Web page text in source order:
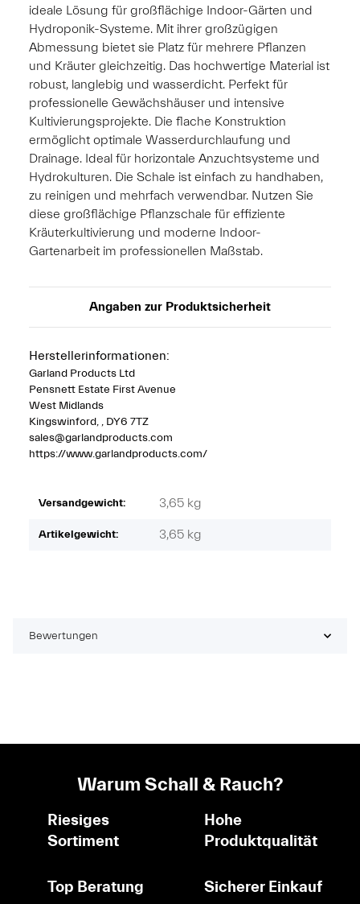
ideale Lösung für großflächige Indoor-Gärten und
Hydroponik-Systeme. Mit ihrer großzügigen
Abmessung bietet sie Platz für mehrere Pflanzen
und Kräuter gleichzeitig. Das hochwertige Material ist
robust, langlebig und wasserdicht. Perfekt für
professionelle Gewächshäuser und intensive
Kultivierungsprojekte. Die flache Konstruktion
ermöglicht optimale Wasserdurchlaufung und
Drainage. Ideal für horizontale Anzuchtsysteme und
Hydrokulturen. Die Schale ist einfach zu handhaben,
zu reinigen und mehrfach verwendbar. Nutzen Sie
diese großflächige Pflanzschale für effiziente
Kräuterkultivierung und moderne Indoor-
Gartenarbeit im professionellen Maßstab.
Angaben zur Produktsicherheit
Herstellerinformationen:
Garland Products Ltd
Pensnett Estate First Avenue
West Midlands
Kingswinford, , DY6 7TZ
sales@garlandproducts.com
https://www.garlandproducts.com/
Versandgewicht: 3,65 kg
Artikelgewicht: 3,65 kg
Bewertungen
Warum Schall & Rauch?
Riesiges
Sortiment
Hohe
Produktqualität
Top Beratung Sicherer Einkauf